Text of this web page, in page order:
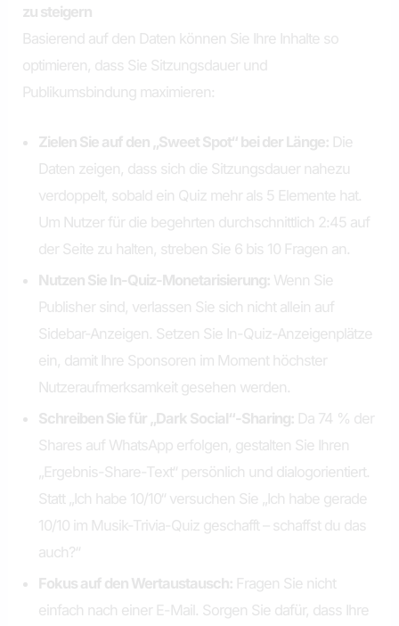
zu steigern
Basierend auf den Daten können Sie Ihre Inhalte so
optimieren, dass Sie Sitzungsdauer und
Publikumsbindung maximieren:
Zielen Sie auf den „Sweet Spot“ bei der Länge: Die
Daten zeigen, dass sich die Sitzungsdauer nahezu
verdoppelt, sobald ein Quiz mehr als 5 Elemente hat.
Um Nutzer für die begehrten durchschnittlich 2:45 auf
der Seite zu halten, streben Sie 6 bis 10 Fragen an.
Nutzen Sie In-Quiz-Monetarisierung: Wenn Sie
Publisher sind, verlassen Sie sich nicht allein auf
Sidebar-Anzeigen. Setzen Sie In-Quiz-Anzeigenplätze
ein, damit Ihre Sponsoren im Moment höchster
Nutzeraufmerksamkeit gesehen werden.
Schreiben Sie für „Dark Social“-Sharing: Da 74 % der
Shares auf WhatsApp erfolgen, gestalten Sie Ihren
„Ergebnis-Share-Text“ persönlich und dialogorientiert.
Statt „Ich habe 10/10“ versuchen Sie „Ich habe gerade
10/10 im Musik-Trivia-Quiz geschafft – schaffst du das
auch?“
Fokus auf den Wertaustausch: Fragen Sie nicht
einfach nach einer E-Mail. Sorgen Sie dafür, dass Ihre